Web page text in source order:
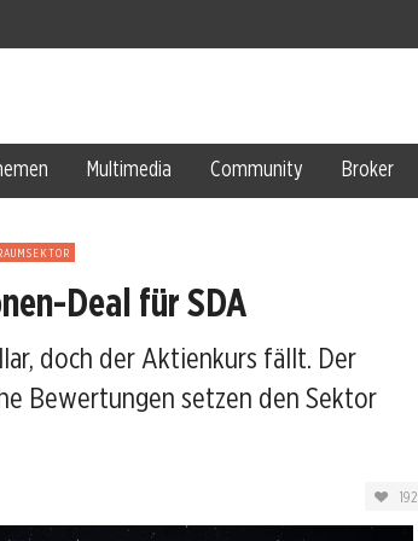
Multimedia Community Broker
Deal für SDA
doch der Aktienkurs fällt. Der
Bewertungen setzen den Sektor
192